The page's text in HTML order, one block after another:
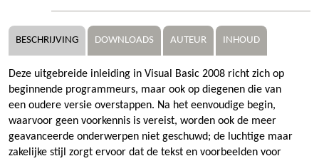
BESCHRIJVING DOWNLOADS AUTEUR INHOUD
Deze uitgebreide inleiding in Visual Basic 2008 richt zich op
beginnende programmeurs, maar ook op diegenen die van
een oudere versie overstappen. Na het eenvoudige begin,
waarvoor geen voorkennis is vereist, worden ook de meer
geavanceerde onderwerpen niet geschuwd; de luchtige maar
zakelijke stijl zorgt ervoor dat de tekst en voorbeelden voor